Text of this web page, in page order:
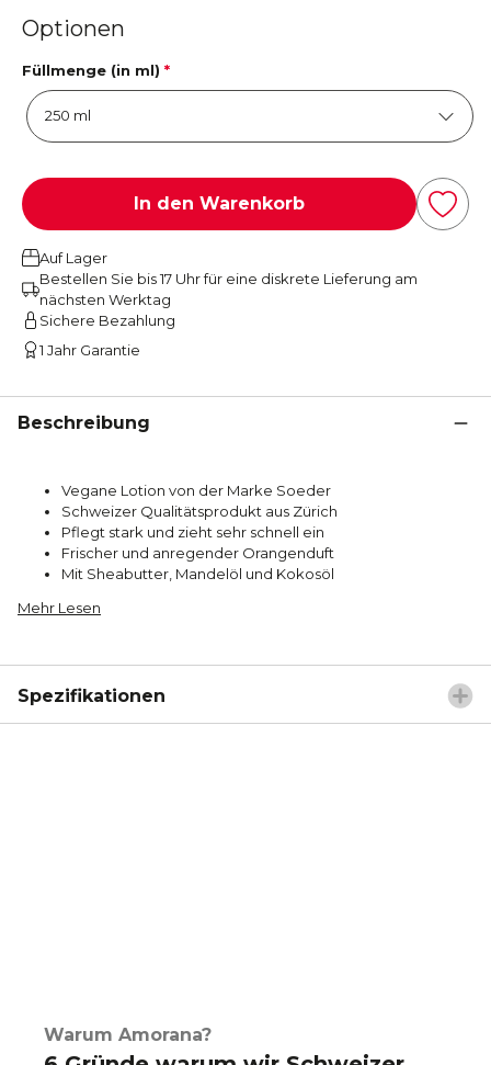
Optionen
Füllmenge (in ml) *
In den Warenkorb
Auf Lager
Bestellen Sie bis 17 Uhr für eine diskrete Lieferung am
nächsten Werktag
Sichere Bezahlung
1 Jahr Garantie
Beschreibung
Vegane Lotion von der Marke Soeder
Schweizer Qualitätsprodukt aus Zürich
Pflegt stark und zieht sehr schnell ein
Frischer und anregender Orangenduft
Mit Sheabutter, Mandelöl und Kokosöl
Mehr Lesen
Spezifikationen
Warum Amorana?